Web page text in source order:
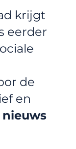
krijgt
eerder
de
en